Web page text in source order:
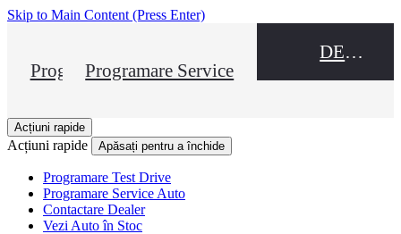
Skip to Main Content (Press Enter)
Programare Test Drive
Programare Service
DEALER NAME
Acțiuni rapide
Acțiuni rapide Apăsați pentru a închide
Programare Test Drive
Programare Service Auto
Contactare Dealer
Vezi Auto în Stoc